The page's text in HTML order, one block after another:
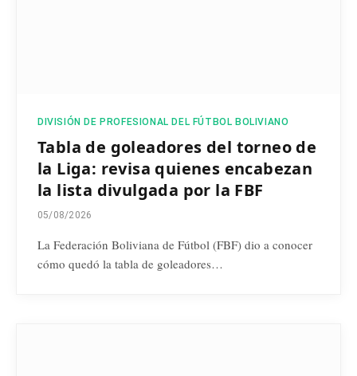
DIVISIÓN DE PROFESIONAL DEL FÚTBOL BOLIVIANO
Tabla de goleadores del torneo de
la Liga: revisa quienes encabezan
la lista divulgada por la FBF
05/08/2026
La Federación Boliviana de Fútbol (FBF) dio a conocer
cómo quedó la tabla de goleadores…